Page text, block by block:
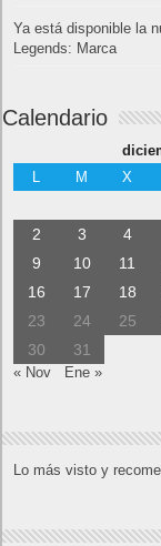
Ya está disponible la
Legends: Marca
Calendario
L
M X
2
3 4
9
10 11
16
17 18
23
24 25
30
31
« Nov Ene »
Lo más visto y